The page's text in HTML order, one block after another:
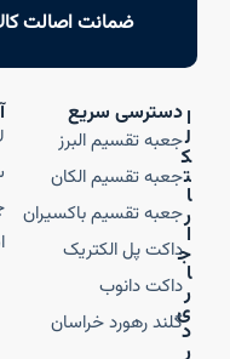
ضمانت اصالت
ا
ل
ک
ت
ا
ر
ا
ج
ا
ر
ی
د
ر
دسترسی سریع
جعبه تقسیم البرز
جعبه تقسیم الکان
جعبه تقسیم باکسیران
داکت پل الکتریک
داکت دانوب
گلند رهورد خراسان